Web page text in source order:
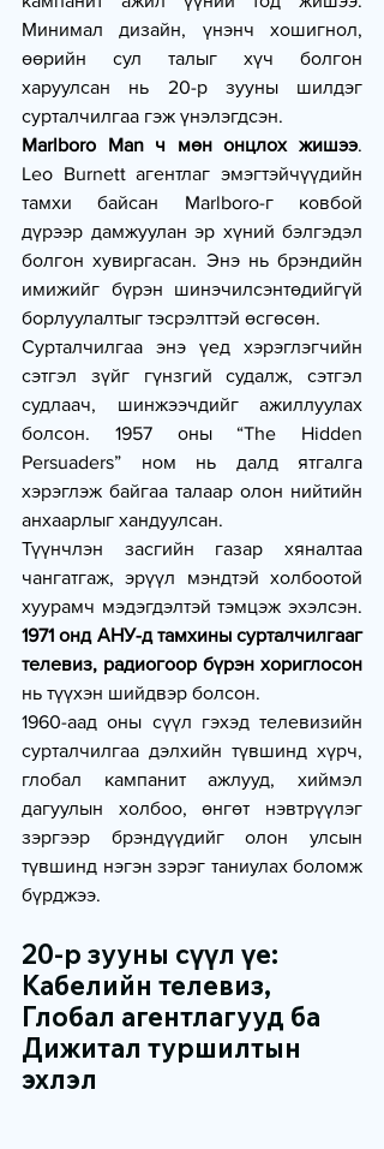
Минимал дизайн, үнэнч хошигнол,
өөрийн сул талыг хүч болгон
харуулсан нь 20-р зууны шилдэг
сурталчилгаа гэж үнэлэгдсэн.
Marlboro Man ч мөн онцлох жишээ.
Leo Burnett агентлаг эмэгтэйчүүдийн
тамхи байсан Marlboro-г ковбой
дүрээр дамжуулан эр хүний бэлгэдэл
болгон хувиргасан. Энэ нь брэндийн
имижийг бүрэн шинэчилсэнтөдийгүй
борлуулалтыг тэсрэлттэй өсгөсөн.
Сурталчилгаа энэ үед хэрэглэгчийн
сэтгэл зүйг гүнзгий судалж, сэтгэл
судлаач, шинжээчдийг ажиллуулах
болсон. 1957 оны “The Hidden
Persuaders” ном нь далд ятгалга
хэрэглэж байгаа талаар олон нийтийн
анхаарлыг хандуулсан.
Түүнчлэн засгийн газар хяналтаа
чангатгаж, эрүүл мэндтэй холбоотой
1971 онд АНУ-д тамхины сурталчилгааг
телевиз, радиогоор бүрэн хориглосон
нь түүхэн шийдвэр болсон.
1960-аад оны сүүл гэхэд телевизийн
сурталчилгаа дэлхийн түвшинд хүрч,
глобал кампанит ажлууд, хиймэл
дагуулын холбоо, өнгөт нэвтрүүлэг
зэргээр брэндүүдийг олон улсын
түвшинд нэгэн зэрэг таниулах боломж
бүрджээ.
20-р зууны сүүл үе:
Кабелийн телевиз,
Глобал агентлагууд ба
Дижитал туршилтын
эхлэл